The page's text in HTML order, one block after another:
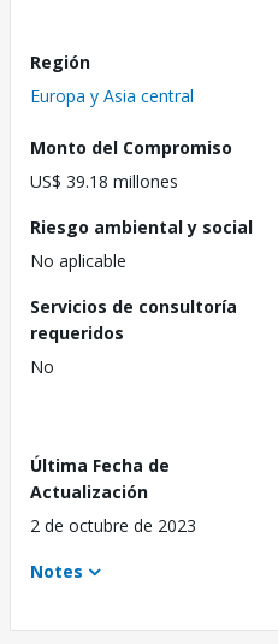
Región
Europa y Asia central
Monto del Compromiso
US$ 39.18 millones
Riesgo ambiental y social
No aplicable
Servicios de consultoría
requeridos
No
Última Fecha de
Actualización
2 de octubre de 2023
Notes